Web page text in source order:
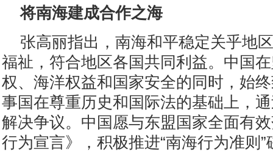
将南海建成合作之海
张高丽指出，南海和平稳定关乎地
福祉，符合地区各国共同利益。中国
权、海洋权益和国家安全的同时，始
事国在尊重历史和国际法的基础上，
解决争议。中国愿与东盟国家全面有
行为宣言》，积极推进“南海行为准则